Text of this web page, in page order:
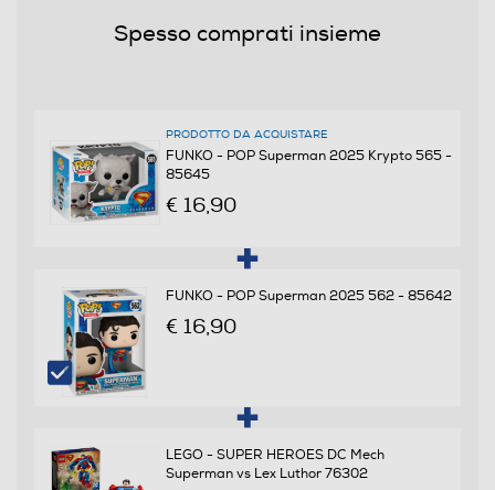
Spesso comprati insieme
PRODOTTO DA ACQUISTARE
FUNKO - POP Superman 2025 Krypto 565 -
85645
€ 16,90
FUNKO - POP Superman 2025 562 - 85642
€ 16,90
LEGO - SUPER HEROES DC Mech
Superman vs Lex Luthor 76302